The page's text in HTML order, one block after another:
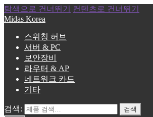
탐색으로 건너뛰기
컨텐츠로 건너뛰기
Midas Korea
스위칭 허브
서버 & PC
보안장비
라우터 & AP
네트워크 카드
기타
검색:
검색